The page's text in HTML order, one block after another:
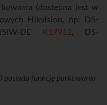
(dostępna jest w
Hikvision, np: DS-
DE K17912, DS-
funkcję parkowania